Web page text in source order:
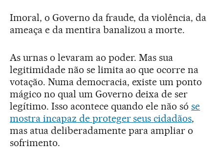
Imoral, o Governo da fraude, da violência, da
ameaça e da mentira banalizou a morte.
As urnas o levaram ao poder. Mas sua
legitimidade não se limita ao que ocorre na
votação. Numa democracia, existe um ponto
mágico no qual um Governo deixa de ser
legítimo. Isso acontece quando ele não sóse
mostra incapaz de proteger seus cidadãos,
mas atua deliberadamente para ampliar o
sofrimento.